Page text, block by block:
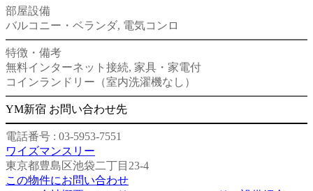
部屋設備
バルコニー・ベランダ, 電気コンロ
特徴・備考
無料インターネット接続, 家具・家電付
コインランドリー（室内洗濯機なし）
YM新宿 お問い合わせ先
電話番号 : 03-5953-7551
ワイズマンスリー
東京都豊島区池袋二丁目23-4
この物件にお問い合わせ